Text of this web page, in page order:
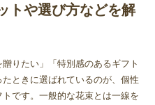
トや選び方などを解
贈りたい」「特別感のあるギフト
ときに選ばれているのが、個性
です。一般的な花束とは一線を